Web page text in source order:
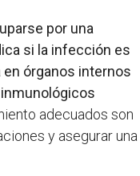
por una
si la infección es
órganos internos
adecuados son
y asegurar una